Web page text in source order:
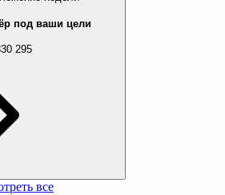
под ваши цели
295
все